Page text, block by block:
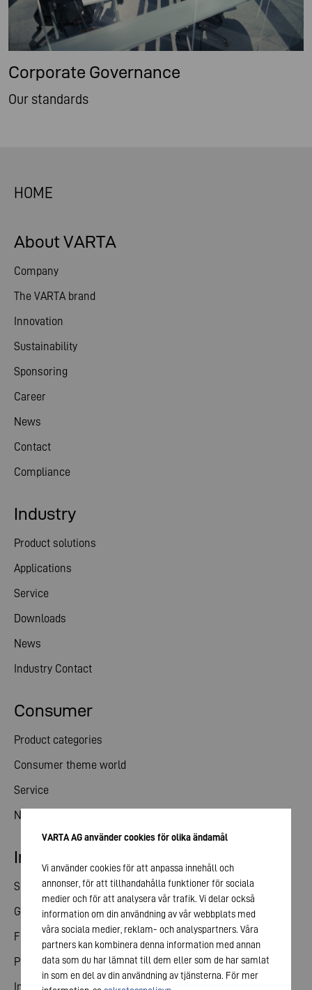
Corporate Governance
Our standards
HOME
About VARTA
Company
The VARTA brand
Innovation
Sustainability
Sponsoring
Career
News
Contact
Compliance
Consumer
Product categories
Consumer theme world
Service
News
Industry
Product solutions
Applications
Service
Downloads
News
Industry Contact
Investor relations
Share
General meeting
Financial calendar
Publications
Investor contact
VARTA AG använder cookies för olika ändamål
Vi använder cookies för att anpassa innehåll och
annonser, för att tillhandahålla funktioner för sociala
medier och för att analysera vår trafik. Vi delar också
information om din användning av vår webbplats med
våra sociala medier, reklam- och analyspartners. Våra
partners kan kombinera denna information med annan
data som du har lämnat till dem eller som de har samlat
in som en del av din användning av tjänsterna. För mer